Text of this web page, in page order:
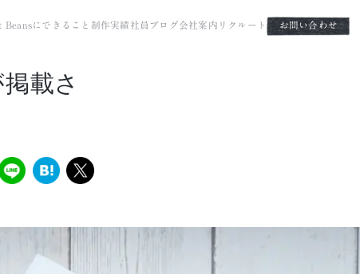
Beansにできること 制作実績 社員ブログ 会社案内 リクルート お問い合わせ
載さ